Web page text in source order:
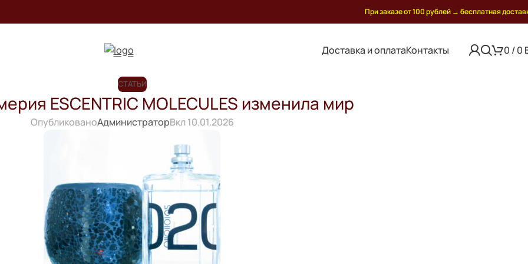
При заказе от 100 рублей → бесплатная
Доставка и оплатаКонтакты 0 /0
СТАТЬИ
ESCENTRIC MOLECULES изменила мир
ОпубликованоАдминистраторВкл 10.01.2026